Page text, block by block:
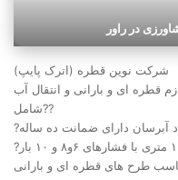
در راور
شرکت نوین قطره (اترک پایپ)
قطره ای و بارانی و انتقال آب
شامل??
?
?لوله های سایز ۱۶ تا ۱۲۵ بصورت کلافی ۱۰۰ متری با فشارهای ۶و۸ و ۱۰ بار
طرح های قطره ای و بارانی